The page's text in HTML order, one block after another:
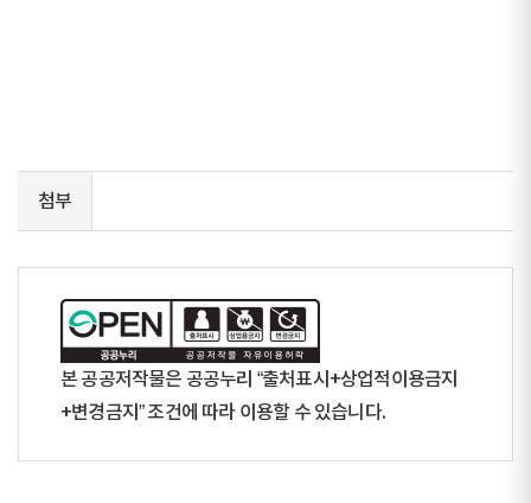
첨부
본 공공저작물은 공공누리 “출처표시+상업적이용금지
+변경금지” 조건에 따라 이용할 수 있습니다.